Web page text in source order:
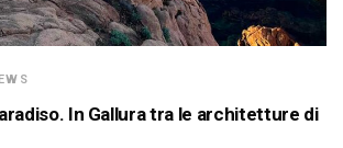
In Gallura tra le architetture di